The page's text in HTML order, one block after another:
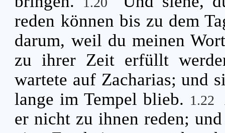
reden können bis zu dem
darum, weil du meinen
zu ihrer Zeit erfüllt
wartete auf Zacharias; und
lange im Tempel blieb. 1.22
er nicht zu ihnen reden;